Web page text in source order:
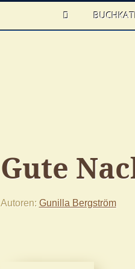
HOME
Gute
Autoren Gunilla Bergström